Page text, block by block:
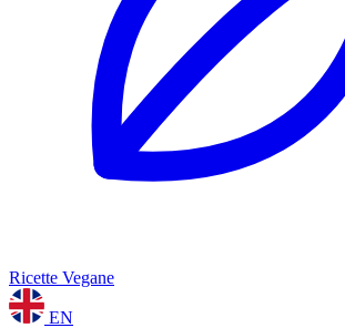
Ricette Vegane
EN